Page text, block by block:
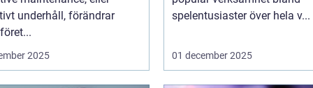
underhåll, förändrar
2025
spelentusiaster över hela v...
01 december 2025